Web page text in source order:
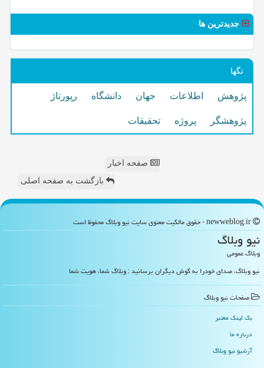
جدیدترین ها
تگها
پژوهش اطلاعات جهان دانشگاه رپورتاژ
پژوهشگر پروژه تحقیقات
صفحه اخبار
بازگشت به صفحه اصلی
نیو وبلاگ
وبلاگ عمومی
نیو وبلاگ، صدای خودرا به گوش دیگران برسانید : وبلاگ شما، هویت شما
صفحات نیو وبلاگ
بک لینک معتبر
درباره ما
آرشیو نیو وبلاگ